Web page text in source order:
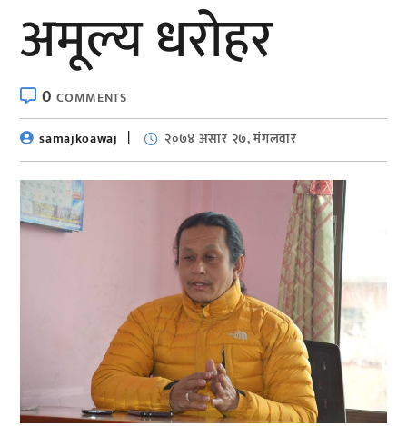
अमूल्य धरोहर
0COMMENTS
samajkoawaj
२०७४ असार २७, मंगलवार